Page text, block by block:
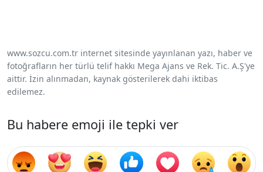
www.sozcu.com.tr internet sitesinde yayınlanan yazı, haber ve
fotoğrafların her türlü telif hakkı Mega Ajans ve Rek. Tic. A.Ş'ye
aittir. İzin alınmadan, kaynak gösterilerek dahi iktibas
edilemez.
Bu habere emoji ile tepki ver